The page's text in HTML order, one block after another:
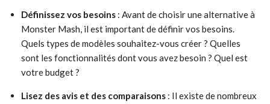
Définissez vos besoins : Avant de choisir une alternative à
Monster Mash, il est important de définir vos besoins.
Quels types de modèles souhaitez-vous créer ? Quelles
sont les fonctionnalités dont vous avez besoin ? Quel est
votre budget ?
Lisez des avis et des comparaisons : Il existe de nombreux